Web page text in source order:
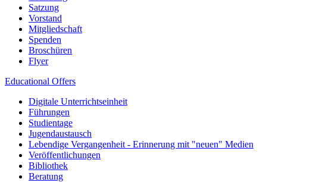
Satzung
Vorstand
Mitgliedschaft
Spenden
Broschüren
Flyer
Educational Offers
Digitale Unterrichtseinheit
Führungen
Studientage
Jugendaustausch
Lebendige Vergangenheit - Erinnerung mit "neuen" Medien
Veröffentlichungen
Bibliothek
Beratung